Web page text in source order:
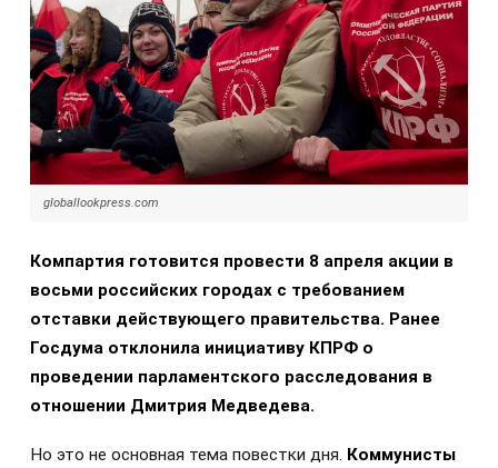
globallookpress.com
Компартия готовится провести 8 апреля акции в
восьми российских городах с требованием
отставки действующего правительства. Ранее
Госдума отклонила инициативу КПРФ о
проведении парламентского расследования в
отношении Дмитрия Медведева.
Но это не основная тема повестки дня. Коммунисты